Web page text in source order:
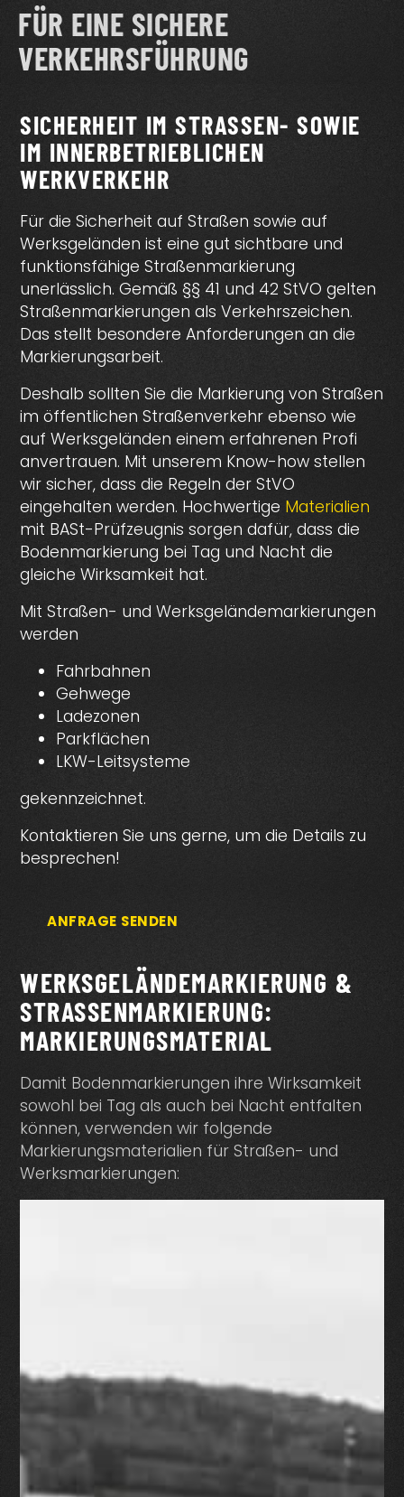
FÜR EINE SICHERE
VERKEHRSFÜHRUNG
SICHERHEIT IM STRASSEN- SOWIE I
M INNERBETRIEBLICHEN W
ERKVERKEHR
Für die Sicherheit auf Straßen sowie auf
Werksgeländen ist eine gut sichtbare und
funktionsfähige Straßenmarkierung
unerlässlich. Gemäß §§ 41 und 42 StVO gelten
Straßenmarkierungen als Verkehrszeichen.
Das stellt besondere Anforderungen an die
Markierungsarbeit.
Deshalb sollten Sie die Markierung von Straßen
im öffentlichen Straßenverkehr ebenso wie
auf Werksgeländen einem erfahrenen Profi
anvertrauen. Mit unserem Know-how stellen
wir sicher, dass die Regeln der StVO
eingehalten werden. Hochwertige Materialien
mit BASt-Prüfzeugnis sorgen dafür, dass die
Bodenmarkierung bei Tag und Nacht die
gleiche Wirksamkeit hat.
Mit Straßen- und Werksgeländemarkierungen
werden
Fahrbahnen
Gehwege
Ladezonen
Parkflächen
LKW-Leitsysteme
gekennzeichnet.
Kontaktieren Sie uns gerne, um die Details zu
besprechen!
ANFRAGE SENDEN
WERKSGELÄNDE­MARKIERUNG &
STRASSENMAR­KIERUNG: M
ARKIERUNGS­MATERIAL
Damit Bodenmarkierungen ihre Wirksamkeit
sowohl bei Tag als auch bei Nacht entfalten
können, verwenden wir folgende
Markierungsmaterialien für Straßen- und
Werksmarkierungen: